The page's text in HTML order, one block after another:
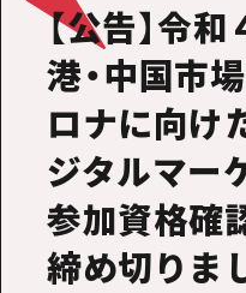
【公告】令
港・中国市
ロナに向け
ジタルマー
参加資格確
締め切りま